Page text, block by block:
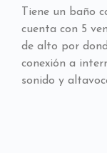
Tiene un baño
cuenta con 5
de alto por
conexión a
sonido y